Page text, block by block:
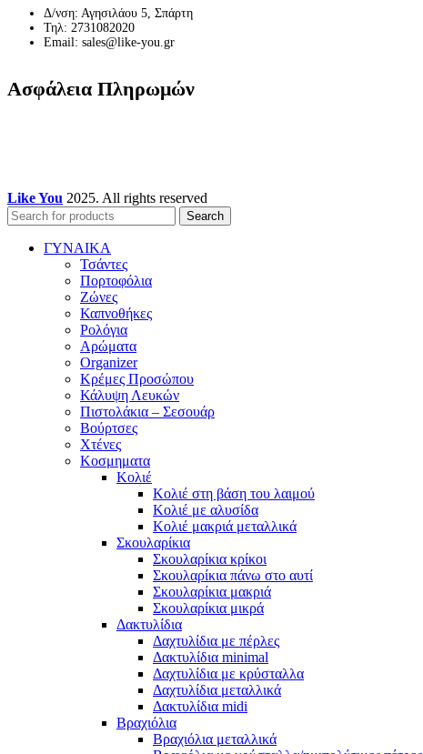
Δ/νση: Αγησιλάου 5, Σπάρτη
Τηλ: 2731082020
Email: sales@like-you.gr
Ασφάλεια Πληρωμών
Like You 2025. All rights reserved
Search
ΓΥΝΑΙΚΑ
Τσάντες
Πορτοφόλια
Ζώνες
Καπνοθήκες
Ρολόγια
Αρώματα
Organizer
Κρέμες Προσώπου
Κάλυψη Λευκών
Πιστολάκια – Σεσουάρ
Βούρτσες
Χτένες
Κοσμηματα
Κολιέ
Κολιέ στη βάση του λαιμού
Κολιέ με αλυσίδα
Κολιέ μακριά μεταλλικά
Σκουλαρίκια
Σκουλαρίκια κρίκοι
Σκουλαρίκια πάνω στο αυτί
Σκουλαρίκια μακριά
Σκουλαρίκια μικρά
Δακτυλίδια
Δαχτυλίδια με πέρλες
Δακτυλίδια minimal
Δαχτυλίδια με κρύσταλλα
Δαχτυλίδια μεταλλικά
Δακτυλίδια midi
Βραχιόλια
Βραχιόλια μεταλλικά